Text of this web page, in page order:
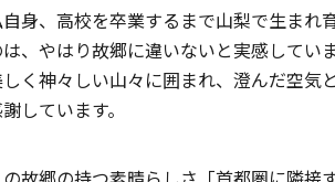
身、高校を卒業するまで山梨で生まれ
、やはり故郷に違いないと実感してい
く神々しい山々に囲まれ、澄んだ空気
しています。